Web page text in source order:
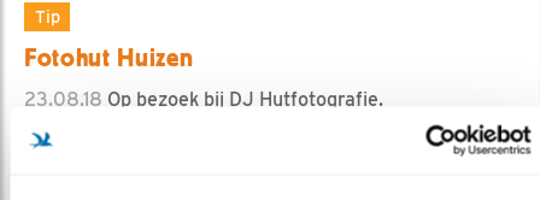
Tip
Fotohut Huizen
23.08.18 Op bezoek bij DJ Hutfotografie.